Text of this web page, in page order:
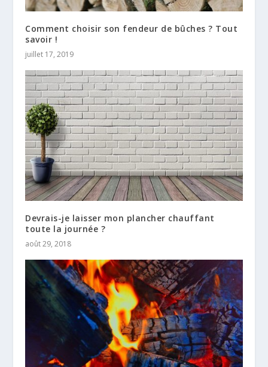
Comment choisir son fendeur de bûches ? Tout
savoir !
juillet 17, 2019
Devrais-je laisser mon plancher chauffant
toute la journée ?
août 29, 2018